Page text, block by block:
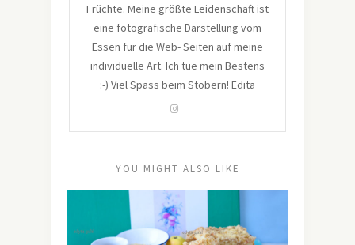
Früchte. Meine größte Leidenschaft ist
eine fotografische Darstellung vom
Essen für die Web- Seiten auf meine
individuelle Art. Ich tue mein Bestens
:-) Viel Spass beim Stöbern! Edita
YOU MIGHT ALSO LIKE